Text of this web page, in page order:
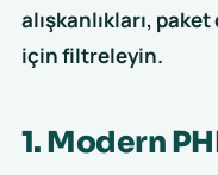
alışkanlıkları,
için filtreleyin.
1. Modern